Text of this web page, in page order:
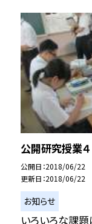
公開研究授業４
公開日 2018/06/22
更新日 2018/06/22
お知らせ
いろいろな課題